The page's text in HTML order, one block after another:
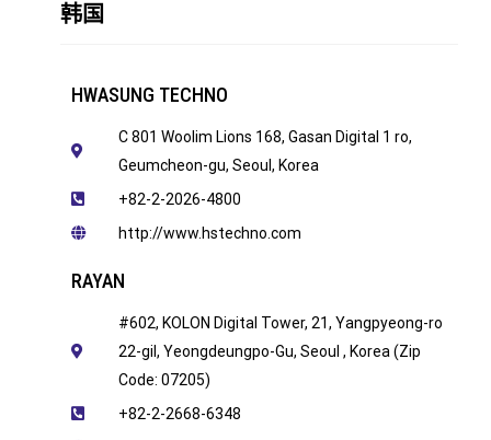
韩国
HWASUNG TECHNO
C 801 Woolim Lions 168, Gasan Digital 1 ro,
Geumcheon-gu, Seoul, Korea
+82-2-2026-4800
http://www.hstechno.com
RAYAN
#602, KOLON Digital Tower, 21, Yangpyeong-ro
22-gil, Yeongdeungpo-Gu, Seoul , Korea (Zip
Code: 07205)
+82-2-2668-6348